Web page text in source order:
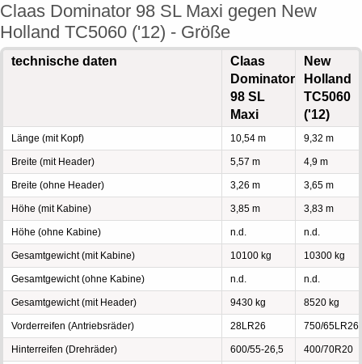
Claas Dominator 98 SL Maxi gegen New
Holland TC5060 ('12) - Größe
technische daten
Claas
Dominator
98 SL
Maxi
New
Holland
TC5060
('12)
Länge (mit Kopf) 10,54 m 9,32 m
Breite (mit Header) 5,57 m 4,9 m
Breite (ohne Header) 3,26 m 3,65 m
Höhe (mit Kabine) 3,85 m 3,83 m
Höhe (ohne Kabine) n.d. n.d.
Gesamtgewicht (mit Kabine) 10100 kg 10300 kg
Gesamtgewicht (ohne Kabine) n.d. n.d.
Gesamtgewicht (mit Header) 9430 kg 8520 kg
Vorderreifen (Antriebsräder) 28LR26 750/65LR26
Hinterreifen (Drehräder) 600/55-26,5 400/70R20